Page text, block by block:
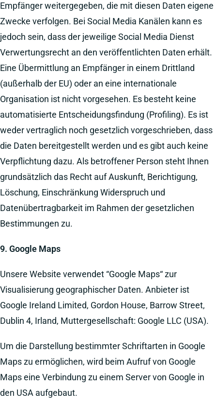
Empfänger weitergegeben, die mit diesen Daten eigene
Zwecke verfolgen. Bei Social Media Kanälen kann es
jedoch sein, dass der jeweilige Social Media Dienst
Verwertungsrecht an den veröffentlichten Daten erhält.
Eine Übermittlung an Empfänger in einem Drittland
(außerhalb der EU) oder an eine internationale
Organisation ist nicht vorgesehen. Es besteht keine
automatisierte Entscheidungsfindung (Profiling). Es ist
weder vertraglich noch gesetzlich vorgeschrieben, dass
die Daten bereitgestellt werden und es gibt auch keine
Verpflichtung dazu. Als betroffener Person steht Ihnen
grundsätzlich das Recht auf Auskunft, Berichtigung,
Löschung, Einschränkung Widerspruch und
Datenübertragbarkeit im Rahmen der gesetzlichen
Bestimmungen zu.
9. Google Maps
Unsere Website verwendet “Google Maps“ zur
Visualisierung geographischer Daten. Anbieter ist
Google Ireland Limited, Gordon House, Barrow Street,
Dublin 4, Irland, Muttergesellschaft: Google LLC (USA).
Um die Darstellung bestimmter Schriftarten in Google
Maps zu ermöglichen, wird beim Aufruf von Google
Maps eine Verbindung zu einem Server von Google in
den USA aufgebaut.